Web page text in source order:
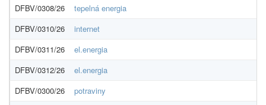
DFBV/0308/26
tepelná energia
DFBV/0310/26
internet
DFBV/0311/26
el.energia
DFBV/0312/26
el.energia
DFBV/0300/26
potraviny